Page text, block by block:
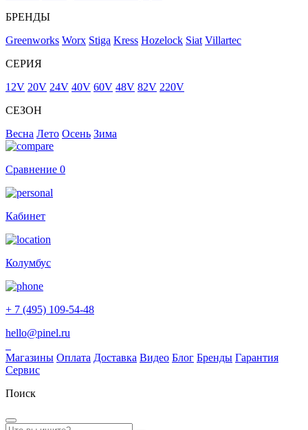
БРЕНДЫ
Greenworks Worx Stiga Kress Hozelock Siat Villartec
СЕРИЯ
12V 20V 24V 40V 60V 48V 82V 220V
СЕЗОН
Весна Лето Осень Зима
Сравнение 0
Кабинет
Колумбус
+ 7 (495) 109-54-48
hello@pinel.ru
Магазины Оплата Доставка Видео Блог Бренды Гарантия
Сервис
Поиск